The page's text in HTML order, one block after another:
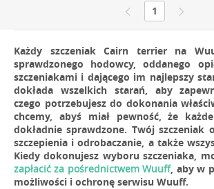
1
Każdy szczeniak Cairn terrier na
sprawdzonego hodowcy, oddanego
szczeniakami i dającego im najlepszy
dokłada wszelkich starań, aby
czego potrzebujesz do dokonania
chcemy, abyś miał pewność, że
dokładnie sprawdzone. Twój szczeniak
szczepienia i odrobaczanie, a także
Kiedy dokonujesz wyboru szczeniaka,
zapłacić za pośrednictwem Wuuff, aby w
możliwości i ochronę serwisu Wuuff.